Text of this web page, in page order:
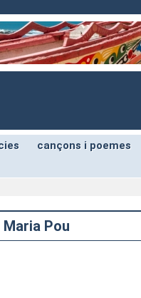
cançons i poemes
Maria Pou